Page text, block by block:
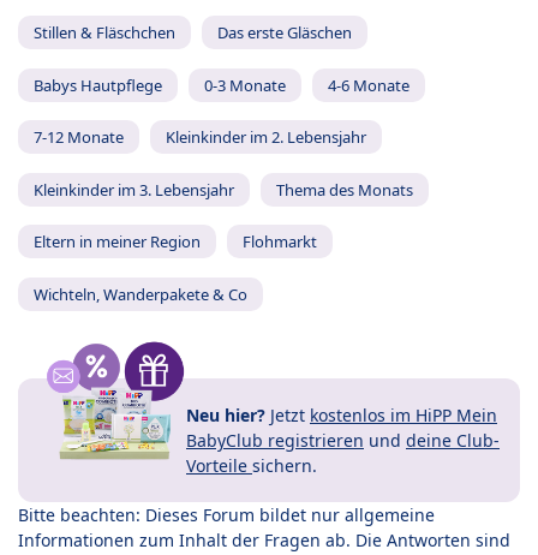
Stillen & Fläschchen Das erste Gläschen
Babys Hautpflege 0-3 Monate 4-6 Monate
7-12 Monate Kleinkinder im 2. Lebensjahr
Kleinkinder im 3. Lebensjahr Thema des Monats
Eltern in meiner Region Flohmarkt
Wichteln, Wanderpakete & Co
Neu hier? Jetzt kostenlos im HiPP Mein
BabyClub registrieren und deine Club-
Vorteile sichern.
Bitte beachten: Dieses Forum bildet nur allgemeine
Informationen zum Inhalt der Fragen ab. Die Antworten sind